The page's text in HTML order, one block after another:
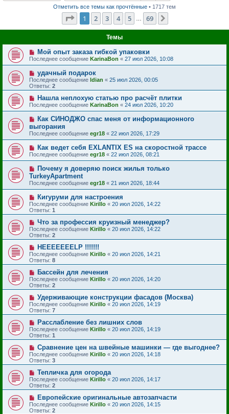
Отметить все темы как прочтённые • 1717 тем
Страница из 69
1 2 3 4 5 69
Темы
Мой опыт заказа гибкой упаковки
Последнее сообщение KarinaBon « 27 июл 2026, 10:08
удачный подарок
Последнее сообщение ldian « 25 июл 2026, 00:05
Ответы: 2
Нашла неплохую статью про расчёт плитки
Последнее сообщение KarinaBon « 24 июл 2026, 10:20
Как СИНОДЖО спас меня от информационного
выгорания
Последнее сообщение egr18 « 22 июл 2026, 17:29
Как ведет себя EXLANTIX ES на скоростной трассе
Последнее сообщение egr18 « 22 июл 2026, 08:21
Почему я доверяю поиск жилья только
TurkeyApartment
Последнее сообщение egr18 « 21 июл 2026, 18:44
Кигуруми для настроения
Последнее сообщение Kirillo « 20 июл 2026, 14:22
Ответы: 1
Что за профессия круизный менеджер?
Последнее сообщение Kirillo « 20 июл 2026, 14:22
Ответы: 2
HEEEEEEELP !!!!!!!
Последнее сообщение Kirillo « 20 июл 2026, 14:21
Ответы: 8
Бассейн для лечения
Последнее сообщение Kirillo « 20 июл 2026, 14:20
Ответы: 2
Удерживающие конструкции фасадов (Москва)
Последнее сообщение Kirillo « 20 июл 2026, 14:19
Ответы: 7
Расслабление без лишних слов
Последнее сообщение Kirillo « 20 июл 2026, 14:19
Ответы: 1
Сравнение цен на швейные машинки — где выгоднее?
Последнее сообщение Kirillo « 20 июл 2026, 14:18
Ответы: 3
Тепличка для огорода
Последнее сообщение Kirillo « 20 июл 2026, 14:17
Ответы: 2
Европейские оригинальные автозапчасти
Последнее сообщение Kirillo « 20 июл 2026, 14:15
Ответы: 2